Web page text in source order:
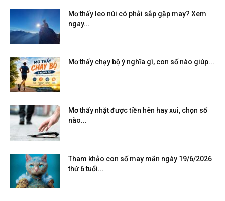
Mơ thấy leo núi có phải sắp gặp may? Xem
ngay...
Mơ thấy chạy bộ ý nghĩa gì, con số nào giúp...
Mơ thấy nhặt được tiền hên hay xui, chọn số
nào...
Tham khảo con số may mắn ngày 19/6/2026
thứ 6 tuổi...